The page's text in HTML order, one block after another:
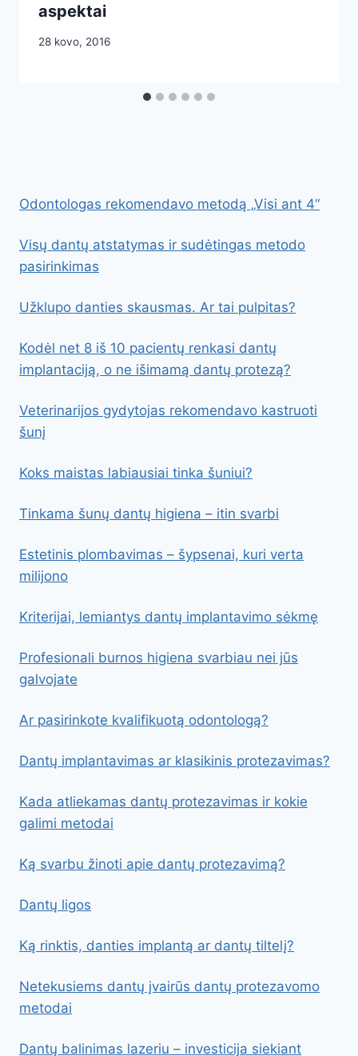
aspektai
28 kovo, 2016
Odontologas rekomendavo metodą „Visi ant 4“
Visų dantų atstatymas ir sudėtingas metodo
pasirinkimas
Užklupo danties skausmas. Ar tai pulpitas?
Kodėl net 8 iš 10 pacientų renkasi dantų
implantaciją, o ne išimamą dantų protezą?
Veterinarijos gydytojas rekomendavo kastruoti
šunį
Koks maistas labiausiai tinka šuniui?
Tinkama šunų dantų higiena – itin svarbi
Estetinis plombavimas – šypsenai, kuri verta
milijono
Kriterijai, lemiantys dantų implantavimo sėkmę
Profesionali burnos higiena svarbiau nei jūs
galvojate
Ar pasirinkote kvalifikuotą odontologą?
Dantų implantavimas ar klasikinis protezavimas?
Kada atliekamas dantų protezavimas ir kokie
galimi metodai
Ką svarbu žinoti apie dantų protezavimą?
Dantų ligos
Ką rinktis, danties implantą ar dantų tiltelį?
Netekusiems dantų įvairūs dantų protezavomo
metodai
Dantų balinimas lazeriu – investicija siekiant